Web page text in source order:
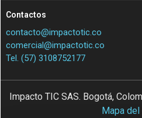
Contactos
contacto@impactotic.co
comercial@impactotic.co
Tel. (57) 3108752177
Impacto TIC SAS. Bogotá,
Mapa del